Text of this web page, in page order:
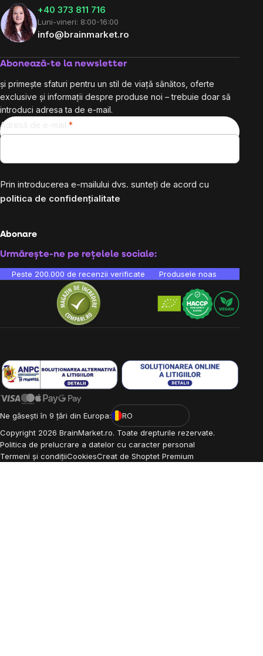
+40 373 811 716
Luni-vineri: 8:00-16:00
info@brainmarket.ro
Abonează-te la newsletter
și primește sfaturi pentru un stil de viață sănătos, oferte
exclusive și informații despre produse noi – trebuie doar să
introduci adresa ta de e-mail.
Adresă de e-mail
Prin introducerea e-mailului dvs. sunteți de acord cu
politica de confidențialitate
Abonare
Urmărește-ne pe rețelele sociale:
Peste 200.000 de recenzii verificate Produsele noastre sunt
Ne găsești în 9 țări din Europa:
RO
Copyright 2026 BrainMarket.ro. Toate drepturile rezervate.
Politica de prelucrare a datelor cu caracter personal
Termeni și condițiiCookiesCreat de Shoptet Premium